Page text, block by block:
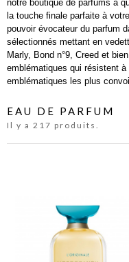
notre boutique de parfums a
la touche finale parfaite à
pouvoir évocateur du parfum
sélectionnés mettant en
Marly, Bond n°9, Creed et
emblématiques qui résistent
emblématiques les plus
EAU DE PARFUM
Il y a 217 produits.